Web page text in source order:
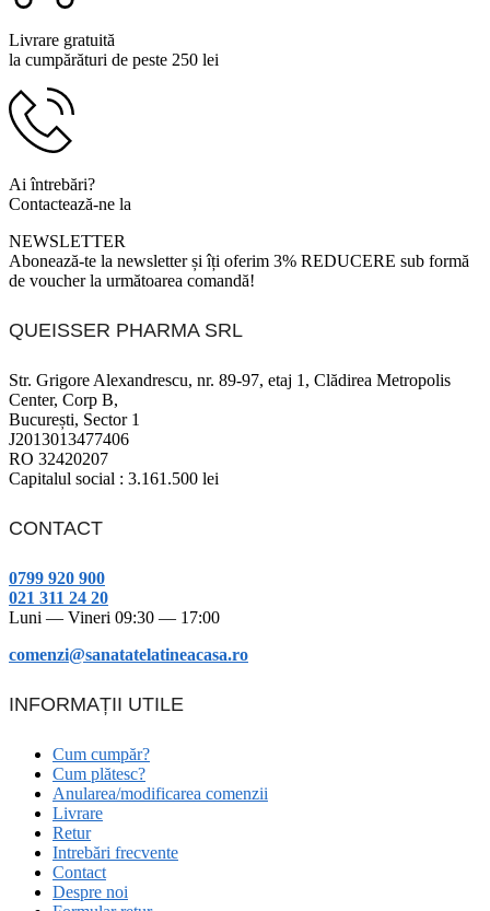
Livrare gratuită
la cumpărături de peste 250 lei
Ai întrebări?
Contactează-ne la
NEWSLETTER
Abonează-te la newsletter și îți oferim 3% REDUCERE sub formă
de voucher la următoarea comandă!
QUEISSER PHARMA SRL
Str. Grigore Alexandrescu, nr. 89-97, etaj 1, Clădirea Metropolis
Center, Corp B,
București, Sector 1
J2013013477406
RO 32420207
Capitalul social : 3.161.500 lei
CONTACT
0799 920 900
021 311 24 20
Luni — Vineri 09:30 — 17:00
comenzi@sanatatelatineacasa.ro
INFORMAȚII UTILE
Cum cumpăr?
Cum plătesc?
Anularea/modificarea comenzii
Livrare
Retur
Intrebări frecvente
Contact
Despre noi